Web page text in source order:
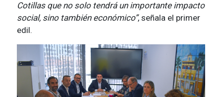
Cotillas que no solo tendrá un importante impacto
social, sino también económico”, señala el primer
edil.